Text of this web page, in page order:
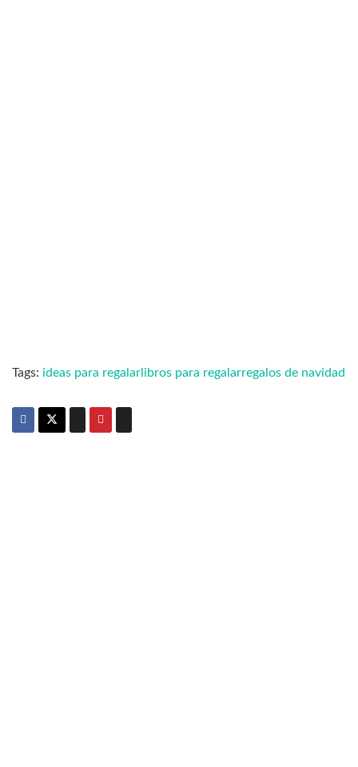
Tags: ideas para regalar libros para regalarregalos de navidad